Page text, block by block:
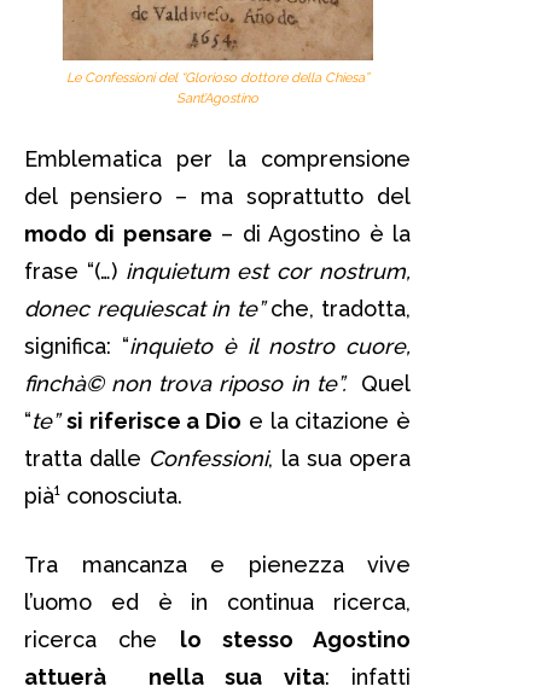
Le Confessioni del “Glorioso dottore della Chiesa”
Sant’Agostino
Emblematica per la comprensione
del pensiero – ma soprattutto del
modo di pensare – di Agostino è la
frase “(…)inquietum est cor nostrum,
donec requiescat in te”che, tradotta,
significa: “inquieto è il nostro cuore,
finchà© non trova riposo in te”. Quel
“te” si riferisce a Dio e la citazione è
tratta dalle Confessioni, la sua opera
pià¹ conosciuta.
Tra mancanza e pienezza vive
l’uomo ed è in continua ricerca,
ricerca che lo stesso Agostino
attuerà nella sua vita: infatti